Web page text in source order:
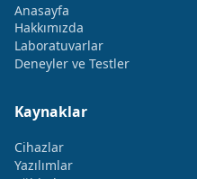
Anasayfa
Hakkımızda
Laboratuvarlar
Deneyler ve Testler
Kaynaklar
Cihazlar
Yazılımlar